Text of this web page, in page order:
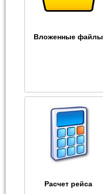
Вложенные файлы
Расчет рейса